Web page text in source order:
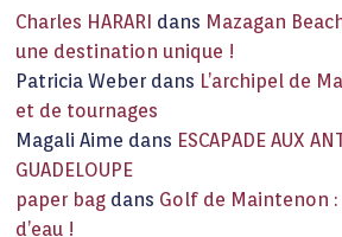
Charles HARARI dans Mazagan
une destination unique !
Patricia Weber dans L’archipel de
et de tournages
Magali Aime dans ESCAPADE AUX
GUADELOUPE
paper bag dans Golf de Maintenon :
d’eau !